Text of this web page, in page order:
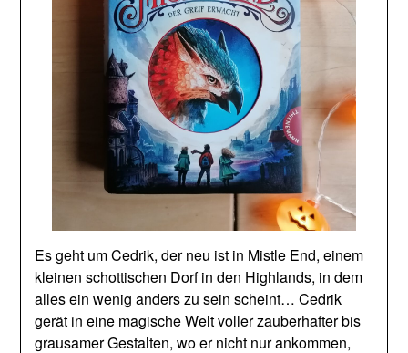
Es geht um Cedrik, der neu ist in Mistle End, einem
kleinen schottischen Dorf in den Highlands, in dem
alles ein wenig anders zu sein scheint… Cedrik
gerät in eine magische Welt voller zauberhafter bis
grausamer Gestalten, wo er nicht nur ankommen,